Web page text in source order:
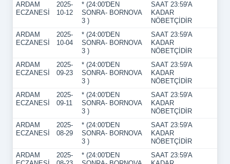
ARDAM
ECZANESİ
2025-
10-12
* (24:00'DEN
SONRA- BORNOVA
3 )
SAAT 23:59'A
KADAR
NÖBETÇİDİR
ARDAM
ECZANESİ
2025-
10-04
* (24:00'DEN
SONRA- BORNOVA
3 )
SAAT 23:59'A
KADAR
NÖBETÇİDİR
ARDAM
ECZANESİ
2025-
09-23
* (24:00'DEN
SONRA- BORNOVA
3 )
SAAT 23:59'A
KADAR
NÖBETÇİDİR
ARDAM
ECZANESİ
2025-
09-11
* (24:00'DEN
SONRA- BORNOVA
3 )
SAAT 23:59'A
KADAR
NÖBETÇİDİR
ARDAM
ECZANESİ
2025-
08-29
* (24:00'DEN
SONRA- BORNOVA
3 )
SAAT 23:59'A
KADAR
NÖBETÇİDİR
ARDAM
2025-
* (24:00'DEN
SAAT 23:59'A